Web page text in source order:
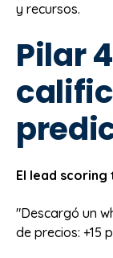
y recursos.
Pilar
El lead
"Descargó un
de precios: +15